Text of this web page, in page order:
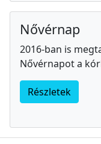
Nővérnap
2016-ban is
Nővérnapot a
Részletek